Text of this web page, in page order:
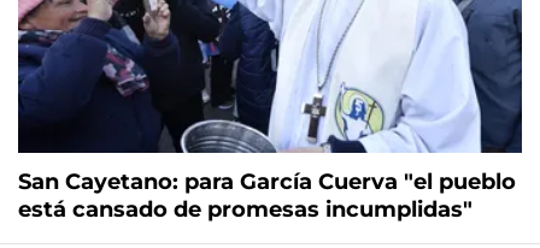
San Cayetano: para García Cuerva "el pueblo
está cansado de promesas incumplidas"